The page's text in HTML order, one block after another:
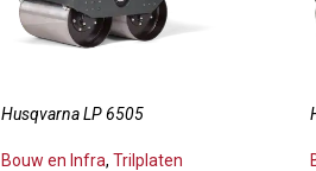
Husqvarna LP 6505
Bouw en Infra, Trilplaten